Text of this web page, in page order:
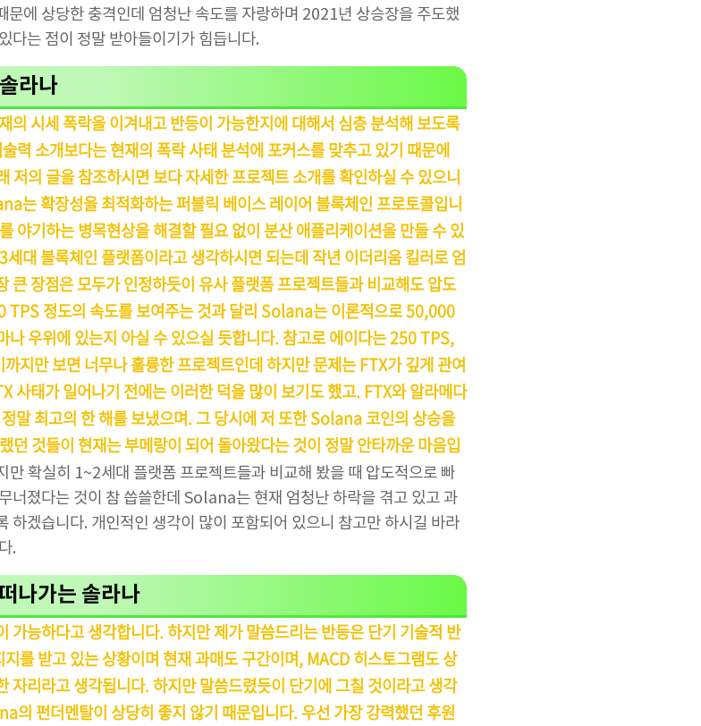
문에 상당한 충격인데 엄청난 속도를 자랑하며 2021년 상승장을 주도했
다는 점이 정말 받아들이기가 힘듭니다.
라나
의 시세 폭락을 이겨내고 반등이 가능한지에 대해서 심층 분석해 보도록
력 소개보다는 현재의 폭락 사태 분석에 포커스를 맞추고 있기 때문에
저의 글을 참조하시면 보다 자세한 프로젝트 소개를 확인하실 수 있으니
는 확장성을 최적화하는 퍼블릭 베이스 레이어 블록체인 프로토콜입니
야기하는 병목현상을 해결할 필요 없이 분산 애플리케이션을 만들 수 있
대 블록체인 플랫폼이라고 생각하시면 되는데 작년 이더리움 킬러로 엄
큰 장점은 모두가 인정하듯이 유사 플랫폼 프로젝트들과 비교해도 압도
정도의 속도를 보여주는 것과 달리 Solana는 이론적으로 50,000
우위에 있는지 아실 수 있으실 듯합니다. 참고로 에이다는 250 TPS,
지만 보면 너무나 훌륭한 프로젝트인데 하지만 문제는 FTX가 깊게 관여
사태가 일어나기 전에는 이러한 덕을 많이 보기도 했고. FTX와 알라메다
말 최고의 한 해를 보냈으며. 그 당시에 저 또한 Solana 코인의 상승을
던 것들이 현재는 부메랑이 되어 돌아왔다는 것이 정말 안타까운 마음입
만 확실히 1~2세대 플랫폼 프로젝트들과 비교해 봤을 때 압도적으로 빠
너졌다는 것이 참 씁쓸한데 Solana는 현재 엄청난 하락을 겪고 있고 과
하겠습니다. 개인적인 생각이 많이 포함되어 있으니 참고만 하시길 바라
.
나가는 솔라나
가능하다고 생각합니다. 하지만 제가 말씀드리는 반등은 단기 기술적 반
를 받고 있는 상황이며 현재 과매도 구간이며, MACD 히스토그램도 상
자리라고 생각됩니다. 하지만 말씀드렸듯이 단기에 그칠 것이라고 생각
의 펀더멘탈이 상당히 좋지 않기 때문입니다. 우선 가장 강력했던 후원